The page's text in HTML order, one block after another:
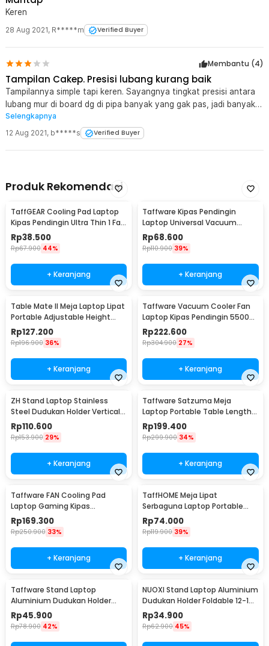
Keren
28 Aug 2021, R*****m Verified Buyer
Membantu (4)
Tampilan Cakep. Presisi lubang kurang baik
Tampilannya simple tapi keren. Sayangnya tingkat presisi antara
lubang mur di board dg di pipa banyak yang gak pas, jadi banyak
posisi mur yg terpaksa harus miring saat dipasang, dan ada yg
Selengkapnya
12 Aug 2021, b*****s Verified Buyer
Produk Rekomendasi
TaffGEAR Cooling Pad Laptop
Kipas Pendingin Ultra Thin 1 Fan
14 Inch - V19
Rp38.500
Rp67.900 44%
+ Keranjang
Taffware Kipas Pendingin
Laptop Universal Vacuum
Cooler 3000RPM 2W 5V - ICE
FANIII
Rp68.600
Rp110.900 39%
+ Keranjang
Table Mate II Meja Laptop Lipat
Portable Adjustable Height
51x39.5cm - TM2
Rp127.200
Rp196.900 36%
+ Keranjang
Taffware Vacuum Cooler Fan
Laptop Kipas Pendingin 5500
RPM 5V - LC06
Rp222.600
Rp304.900 27%
+ Keranjang
ZH Stand Laptop Stainless
Steel Dudukan Holder Vertical
Gravity - ZH005
Rp110.600
Rp153.900 29%
+ Keranjang
Taffware Satzuma Meja
Laptop Portable Table Length
42x26cm - Z19
Rp199.400
Rp299.900 34%
+ Keranjang
Taffware FAN Cooling Pad
Laptop Gaming Kipas
Pendingin 5 Fan 17 Inch - K5
Rp169.300
Rp250.900 33%
+ Keranjang
TaffHOME Meja Lipat
Serbaguna Laptop Portable
Desk Minimalist Design - BO60
Rp74.000
Rp119.900 39%
+ Keranjang
Taffware Stand Laptop
Aluminium Dudukan Holder
Foldable Portable - IV012
Rp45.900
Rp78.900 42%
NUOXI Stand Laptop Aluminium
Dudukan Holder Foldable 12-17
Inch - N3
Rp34.900
Rp62.900 45%